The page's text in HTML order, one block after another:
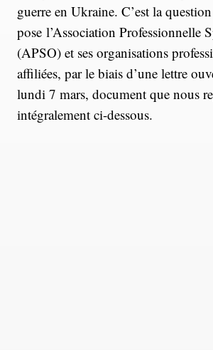
guerre en Ukraine. C’est la
pose l’Association Professionnelle
(APSO) et ses organisations
affiliées, par le biais d’une lettre
lundi 7 mars, document que nous
intégralement ci-dessous.